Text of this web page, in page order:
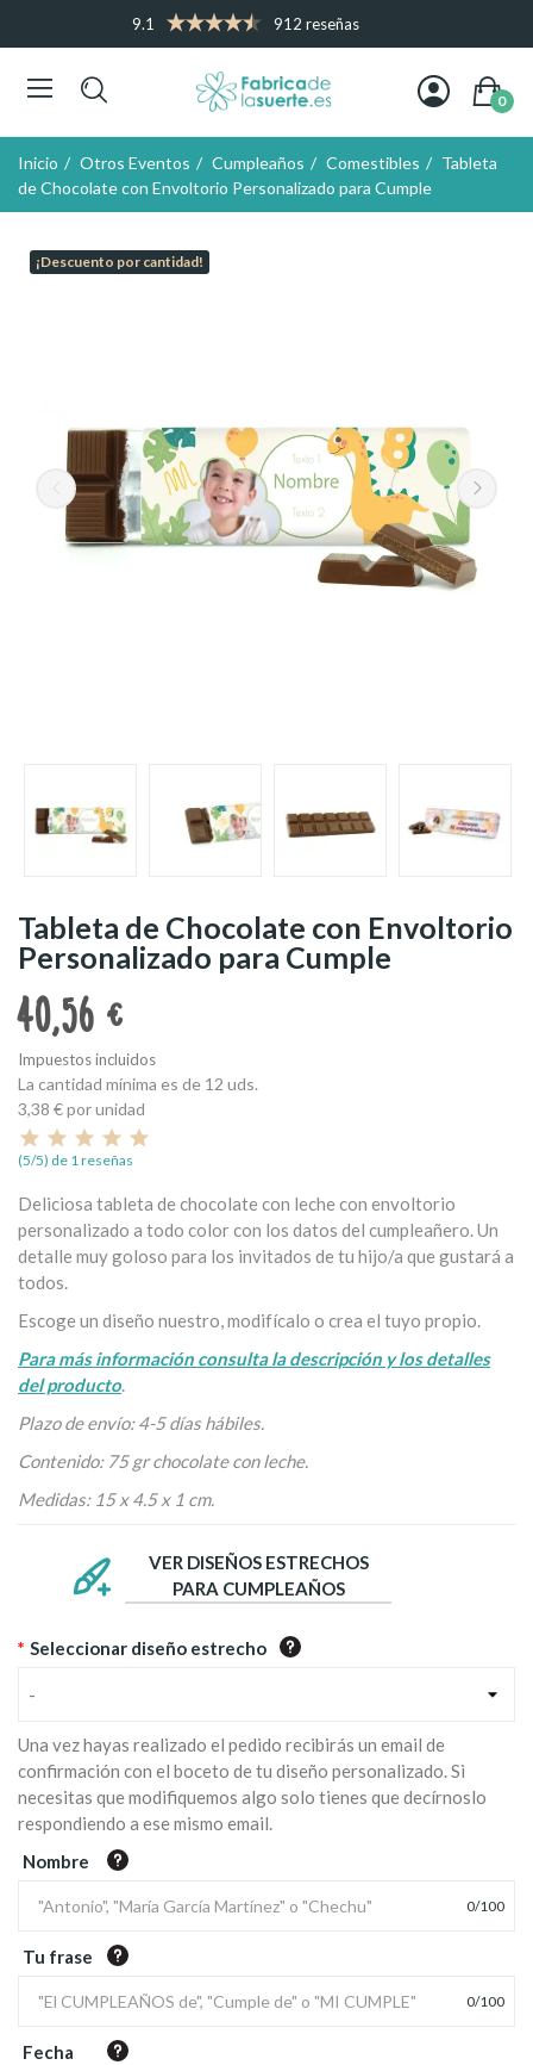
9.1 912 reseñas
0
Inicio Otros Eventos Cumpleaños Comestibles
Tableta
de Chocolate con Envoltorio Personalizado para Cumple
¡Descuento por cantidad!
Tableta de Chocolate con Envoltorio
Personalizado para Cumple
40,56 €
Impuestos incluidos
La cantidad mínima es de 12 uds.
3,38 €por unidad
(5/5) de 1 reseñas
Deliciosa tableta de chocolate con leche con envoltorio
personalizado a todo color con los datos del cumpleañero. Un
detalle muy goloso para los invitados de tu hijo/a que gustará a
todos.
Escoge un diseño nuestro, modifícalo o crea el tuyo propio.
Para más información consulta la descripción y los detalles
del producto.
Plazo de envío: 4-5 días hábiles.
Contenido: 75 gr chocolate con leche.
Medidas: 15 x 4.5 x 1 cm.
VER DISEÑOS ESTRECHOS
PARA CUMPLEAÑOS
* Seleccionar diseño estrecho
-
Una vez hayas realizado el pedido recibirás un email de
confirmación con el boceto de tu diseño personalizado. Si
necesitas que modifiquemos algo solo tienes que decírnoslo
respondiendo a ese mismo email.
Nombre
0/100
Tu frase
0/100
Fecha